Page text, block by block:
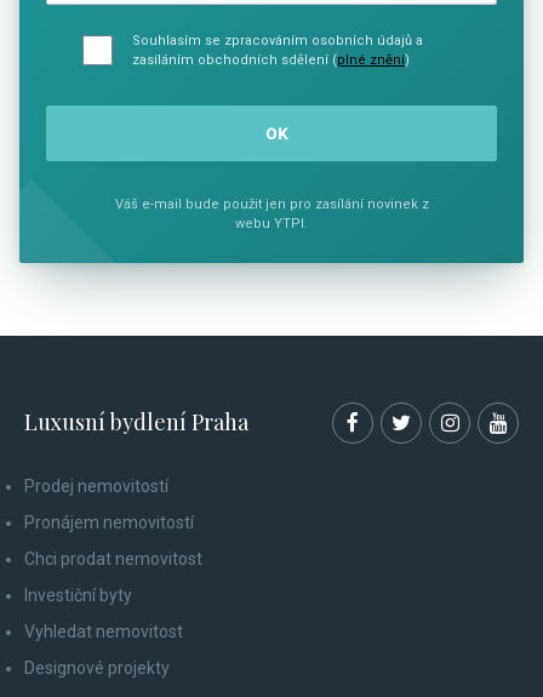
Souhlasím se zpracováním osobních údajů a
zasíláním obchodních sdělení (plné znění)
Váš e-mail bude použit jen pro zasílání novinek z
webu YTPI.
Luxusní bydlení Praha
Prodej nemovitostí
Pronájem nemovitostí
Chci prodat nemovitost
Investiční byty
Vyhledat nemovitost
Designové projekty